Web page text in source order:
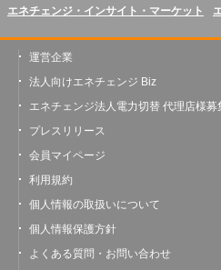
エネチェンジ・インサイト・マーケット
運営企業
法人向けエネチェンジ Biz
エネチェンジ法人電力切替 代理店様募
プレスリリース
会員マイページ
利用規約
個人情報の取扱いについて
個人情報保護方針
よくある質問・お問い合わせ